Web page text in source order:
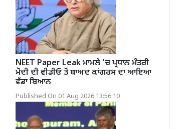
NEET Paper Leak ਮਾਮਲੇ 'ਚ ਪ੍ਰਧਾਨ ਮੰਤਰੀ
ਮੋਦੀ ਦੀ ਵੀਡੀਓ ਤੋਂ ਬਾਅਦ ਕਾਂਗਰਸ ਦਾ ਆਇਆ
ਵੱਡਾ ਬਿਆਨ
Published On 01 Aug 2026 13:56:10